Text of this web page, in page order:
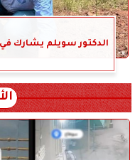
الدكتور سويلم يشارك في